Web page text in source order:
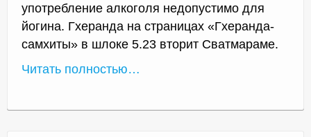
употребление алкоголя недопустимо для
йогина. Гхеранда на страницах «Гхеранда-
самхиты» в шлоке 5.23 вторит Сватмараме.
Читать полностью…